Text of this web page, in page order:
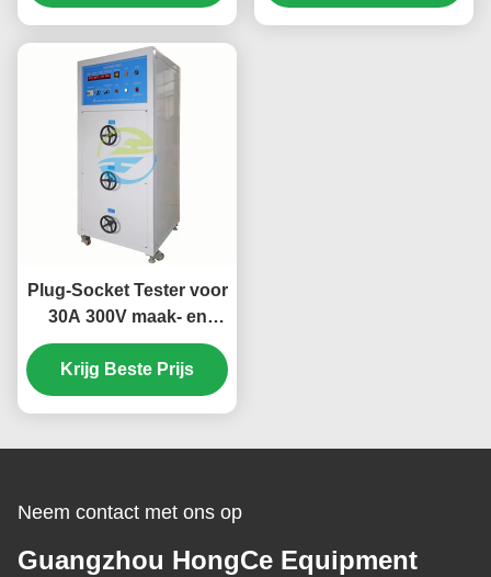
spanningsverlichting
Plug-Socket Tester voor
30A 300V maak- en
breekcapaciteit en
normale werking
Krijg Beste Prijs
Neem contact met ons op
Guangzhou HongCe Equipment